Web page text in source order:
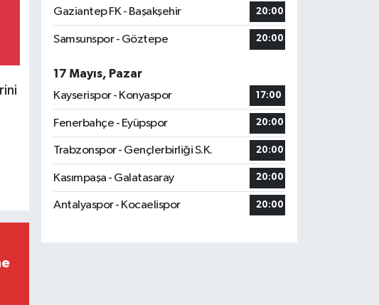
Gaziantep FK - Başakşehir 20:00
Samsunspor - Göztepe 20:00
17 Mayıs, Pazar
Kayserispor - Konyaspor
17:00
Fenerbahçe - Eyüpspor 20:00
Trabzonspor - Gençlerbirliği S.K. 20:00
Kasımpaşa - Galatasaray 20:00
Antalyaspor - Kocaelispor 20:00